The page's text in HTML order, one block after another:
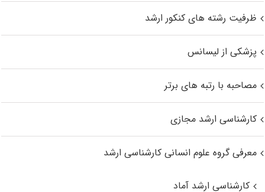
ظرفیت رشته های کنکور ارشد
پزشکی از لیسانس
مصاحبه با رتبه های برتر
کارشناسی ارشد مجازی
معرفی گروه علوم انسانی کارشناسی ارشد
کارشناسی ارشد آماد